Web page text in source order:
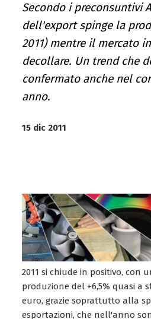
Secondo i preconsuntivi
dell'export spinge la
2011) mentre il mercato
decollare. Un trend che
confermato anche nel
anno.
15 dic 2011
2011 si chiude in positivo, con
produzione del +6,5% quasi a
euro, grazie soprattutto alla
esportazioni, che nell'anno